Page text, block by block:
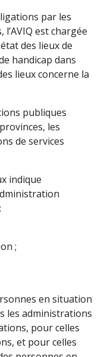
par les
est chargée
des lieux de
handicap dans
lieux concerne la
publiques
les
de services
indique
;
en situation
les administrations
pour celles
et pour celles